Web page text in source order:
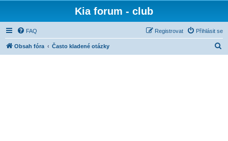
Kia forum - club
FAQ Přihlásit se
Registrovat
Obsah fóra Často kladené otázky